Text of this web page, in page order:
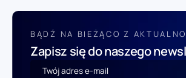
BĄDŹ NA BIEŻĄCO Z
Zapisz się do naszego